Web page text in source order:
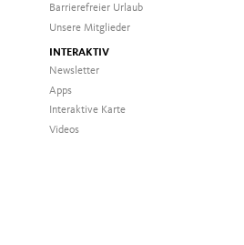
Barrierefreier Urlaub
Unsere Mitglieder
INTERAKTIV
Newsletter
Apps
Interaktive Karte
Videos